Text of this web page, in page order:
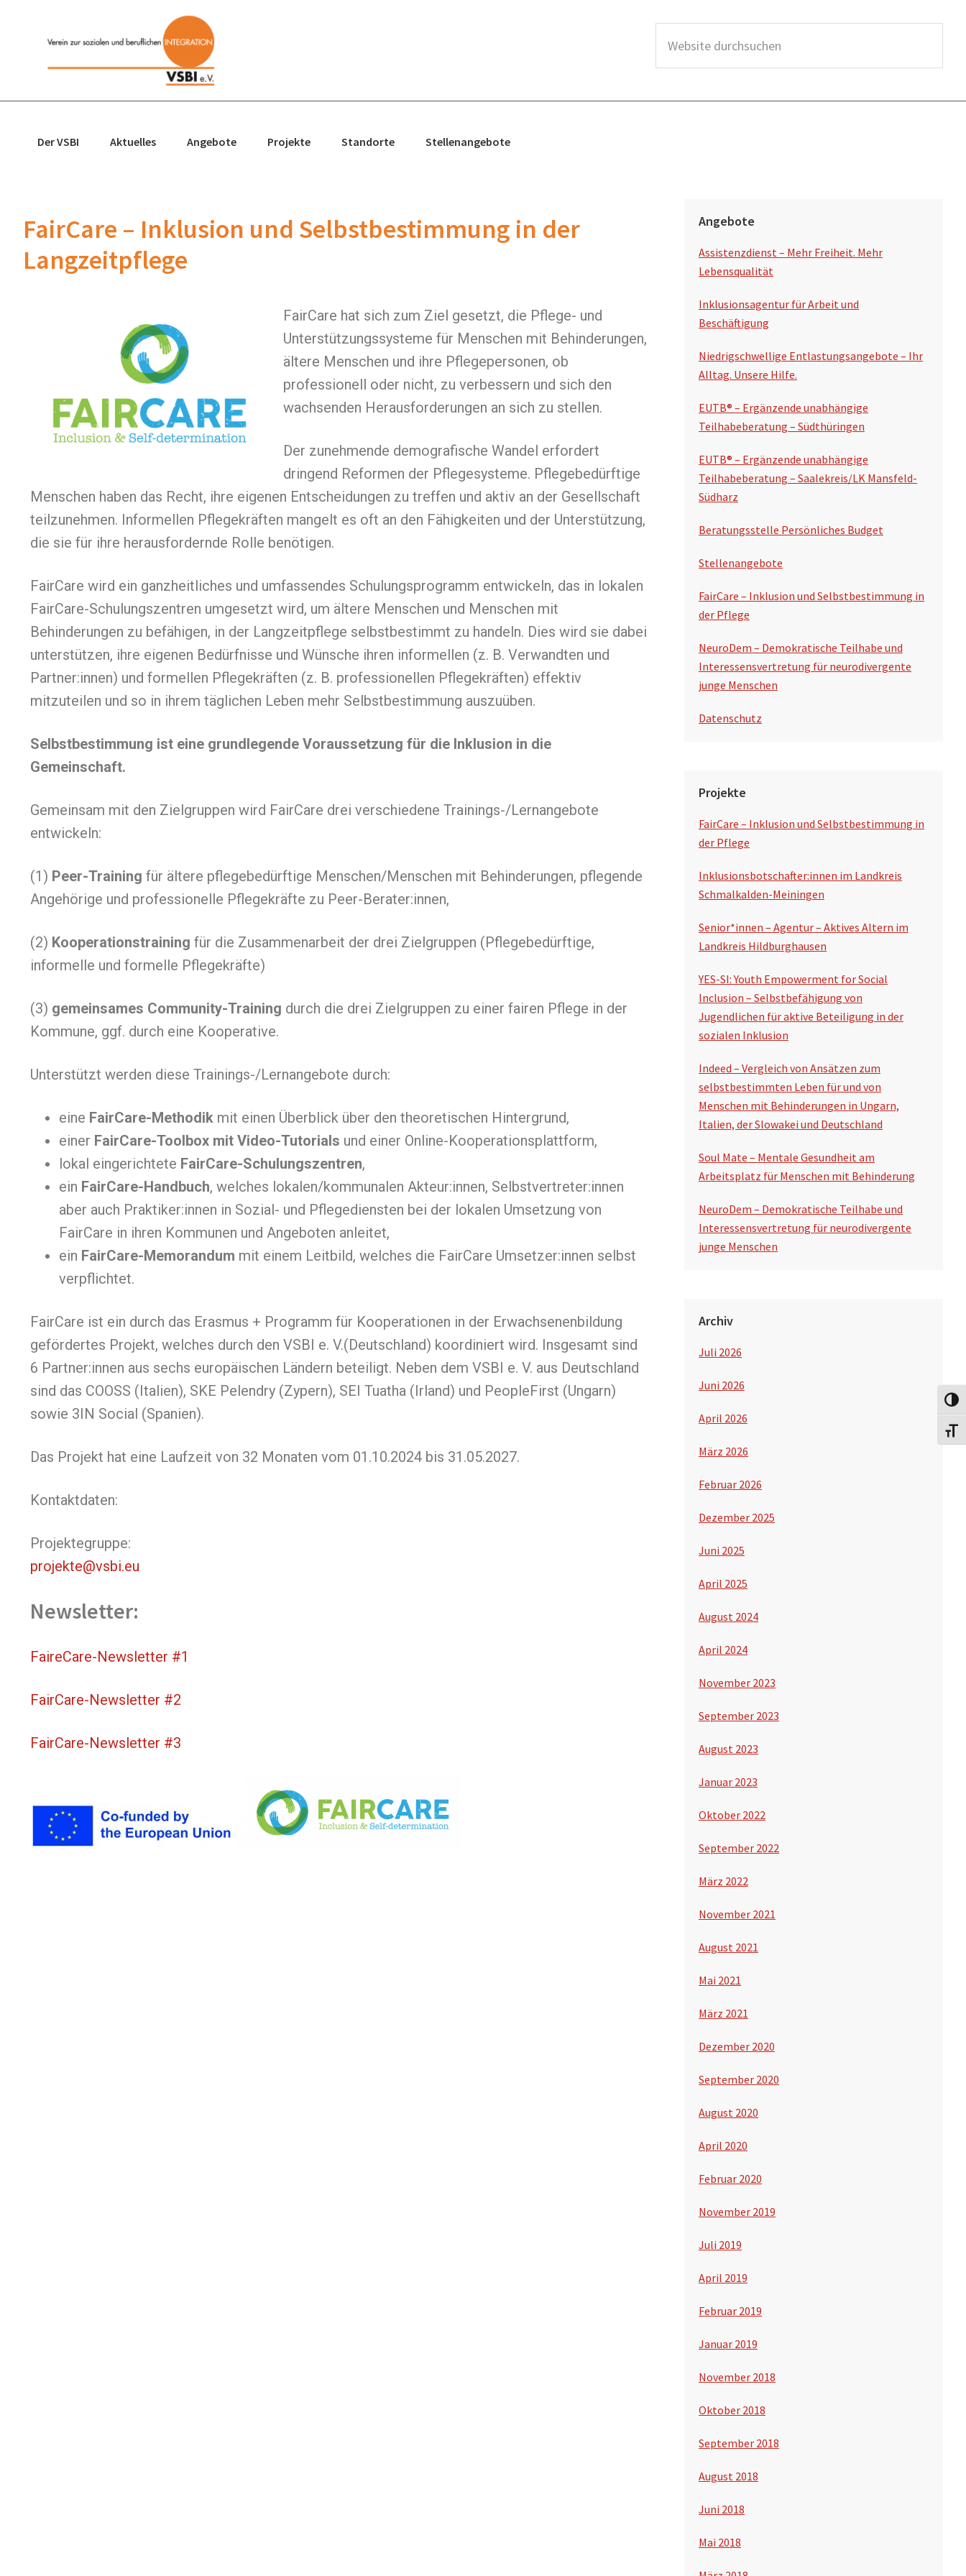
Hauptnavigation
Seitenspalte
Fußzeile
Der VSBI Aktuelles Angebote Projekte Standorte Stellenangebote
FairCare – Inklusion und Selbstbestimmung in der
Langzeitpflege
FairCare hat sich zum Ziel gesetzt, die Pflege- und
Unterstützungssysteme für Menschen mit Behinderungen,
ältere Menschen und ihre Pflegepersonen, ob
professionell oder nicht, zu verbessern und sich den
wachsenden Herausforderungen an sich zu stellen.
Der zunehmende demografische Wandel erfordert
dringend Reformen der Pflegesysteme. Pflegebedürftige
Menschen haben das Recht, ihre eigenen Entscheidungen zu treffen und aktiv an der Gesellschaft
teilzunehmen. Informellen Pflegekräften mangelt es oft an den Fähigkeiten und der Unterstützung,
die sie für ihre herausfordernde Rolle benötigen.
FairCare wird ein ganzheitliches und umfassendes Schulungsprogramm entwickeln, das in lokalen
FairCare-Schulungszentren umgesetzt wird, um ältere Menschen und Menschen mit
Behinderungen zu befähigen, in der Langzeitpflege selbstbestimmt zu handeln. Dies wird sie dabei
unterstützen, ihre eigenen Bedürfnisse und Wünsche ihren informellen (z. B. Verwandten und
Partner:innen) und formellen Pflegekräften (z. B. professionellen Pflegekräften) effektiv
mitzuteilen und so in ihrem täglichen Leben mehr Selbstbestimmung auszuüben.
Selbstbestimmung ist eine grundlegende Voraussetzung für die Inklusion in die
Gemeinschaft.
Gemeinsam mit den Zielgruppen wird FairCare drei verschiedene Trainings-/Lernangebote
entwickeln:
(1) Peer-Training für ältere pflegebedürftige Menschen/Menschen mit Behinderungen, pflegende
Angehörige und professionelle Pflegekräfte zu Peer-Berater:innen,
(2) Kooperationstraining für die Zusammenarbeit der drei Zielgruppen (Pflegebedürftige,
informelle und formelle Pflegekräfte)
(3) gemeinsames Community-Training durch die drei Zielgruppen zu einer fairen Pflege in der
Kommune, ggf. durch eine Kooperative.
Unterstützt werden diese Trainings-/Lernangebote durch:
eine FairCare-Methodik mit einen Überblick über den theoretischen Hintergrund,
einer FairCare-Toolbox mit Video-Tutorials und einer Online-Kooperationsplattform,
lokal eingerichtete FairCare-Schulungszentren,
ein FairCare-Handbuch, welches lokalen/kommunalen Akteur:innen, Selbstvertreter:innen
aber auch Praktiker:innen in Sozial- und Pflegediensten bei der lokalen Umsetzung von
FairCare in ihren Kommunen und Angeboten anleitet,
ein FairCare-Memorandum mit einem Leitbild, welches die FairCare Umsetzer:innen selbst
verpflichtet.
FairCare ist ein durch das Erasmus + Programm für Kooperationen in der Erwachsenenbildung
gefördertes Projekt, welches durch den VSBI e. V.(Deutschland) koordiniert wird. Insgesamt sind
6 Partner:innen aus sechs europäischen Ländern beteiligt. Neben dem VSBI e. V. aus Deutschland
sind das COOSS (Italien), SKE Pelendry (Zypern), SEI Tuatha (Irland) und PeopleFirst (Ungarn)
sowie 3IN Social (Spanien).
Das Projekt hat eine Laufzeit von 32 Monaten vom 01.10.2024 bis 31.05.2027.
Kontaktdaten:
Projektegruppe:
projekte@vsbi.eu
Newsletter:
FaireCare-Newsletter #1
FairCare-Newsletter #2
FairCare-Newsletter #3
Angebote
Assistenzdienst – Mehr Freiheit. Mehr
Lebensqualität
Inklusionsagentur für Arbeit und
Beschäftigung
Niedrigschwellige Entlastungsangebote – Ihr
Alltag. Unsere Hilfe.
EUTB® – Ergänzende unabhängige
Teilhabeberatung – Südthüringen
EUTB® – Ergänzende unabhängige
Teilhabeberatung – Saalekreis/LK Mansfeld-
Südharz
Beratungsstelle Persönliches Budget
Stellenangebote
FairCare – Inklusion und Selbstbestimmung in
der Pflege
NeuroDem – Demokratische Teilhabe und
Interessensvertretung für neurodivergente
junge Menschen
Datenschutz
Projekte
FairCare – Inklusion und Selbstbestimmung in
der Pflege
Inklusionsbotschafter:innen im Landkreis
Schmalkalden-Meiningen
Senior*innen – Agentur – Aktives Altern im
Landkreis Hildburghausen
YES-SI: Youth Empowerment for Social
Inclusion – Selbstbefähigung von
Jugendlichen für aktive Beteiligung in der
sozialen Inklusion
Indeed – Vergleich von Ansätzen zum
selbstbestimmten Leben für und von
Menschen mit Behinderungen in Ungarn,
Italien, der Slowakei und Deutschland
Soul Mate – Mentale Gesundheit am
Arbeitsplatz für Menschen mit Behinderung
NeuroDem – Demokratische Teilhabe und
Interessensvertretung für neurodivergente
junge Menschen
Archiv
Juli 2026
Juni 2026
April 2026
März 2026
Februar 2026
Dezember 2025
Juni 2025
April 2025
August 2024
April 2024
November 2023
September 2023
August 2023
Januar 2023
Oktober 2022
September 2022
März 2022
November 2021
August 2021
Mai 2021
März 2021
Dezember 2020
September 2020
August 2020
April 2020
Februar 2020
November 2019
Juli 2019
April 2019
Februar 2019
Januar 2019
November 2018
Oktober 2018
September 2018
August 2018
Juni 2018
Mai 2018